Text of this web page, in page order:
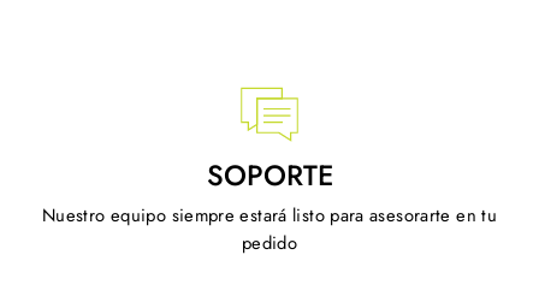
SOPORTE
Nuestro equipo siempre estará listo para asesorarte en tu
pedido